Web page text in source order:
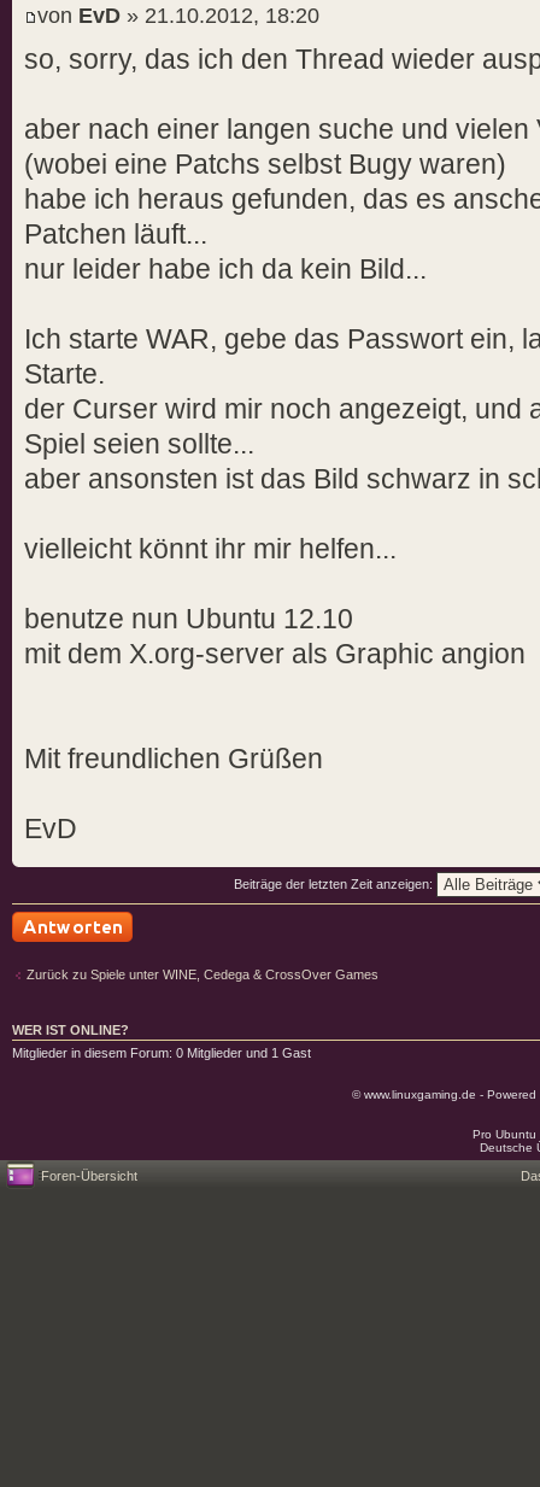
von EvD » 21.10.2012, 18:20
so, sorry, das ich den Thread wieder
aber nach einer langen suche und vielen
(wobei eine Patchs selbst Bugy waren)
habe ich heraus gefunden, das es
Patchen läuft...
nur leider habe ich da kein Bild...
Ich starte WAR, gebe das Passwort ein,
Starte.
der Curser wird mir noch angezeigt, und
Spiel seien sollte...
aber ansonsten ist das Bild schwarz in
vielleicht könnt ihr mir helfen...
benutze nun Ubuntu 12.10
mit dem X.org-server als Graphic angion
Mit freundlichen Grüßen
EvD
Beiträge der letzten Zeit anzeigen:
Zurück zu Spiele unter WINE, Cedega & CrossOver Games
WER IST ONLINE?
Mitglieder in diesem Forum: 0 Mitglieder und 1 Gast
© www.linuxgaming.de -
Pro
Deutsche
Foren-Übersicht